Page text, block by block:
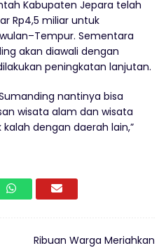
Kabupaten Jepara telah
Rp4,5 miliar untuk
Sementara
akan diawali dengan
peningkatan lanjutan.
nantinya bisa
wisata alam dan wisata
dengan daerah lain,”
Ribuan Warga Meriahkan